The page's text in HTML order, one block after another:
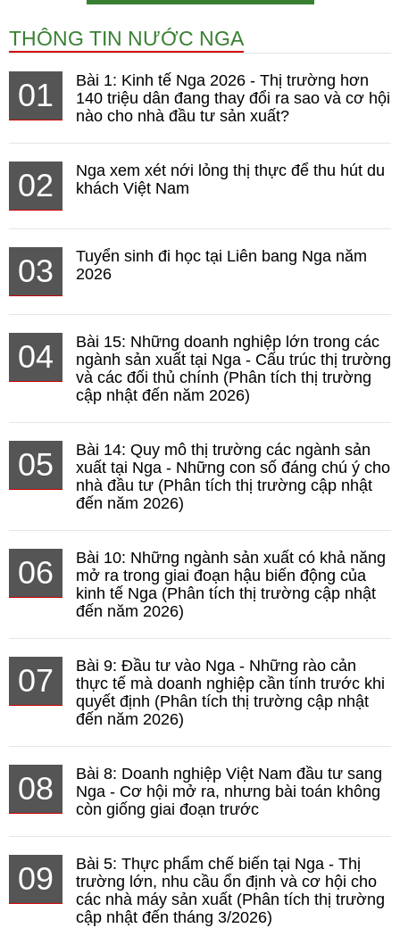
THÔNG TIN NƯỚC NGA
01
Bài 1: Kinh tế Nga 2026 - Thị trường hơn
140 triệu dân đang thay đổi ra sao và cơ hội
nào cho nhà đầu tư sản xuất?
02
Nga xem xét nới lỏng thị thực để thu hút du
khách Việt Nam
03
Tuyển sinh đi học tại Liên bang Nga năm
2026
04
Bài 15: Những doanh nghiệp lớn trong các
ngành sản xuất tại Nga - Cấu trúc thị trường
và các đối thủ chính (Phân tích thị trường
cập nhật đến năm 2026)
05
Bài 14: Quy mô thị trường các ngành sản
xuất tại Nga - Những con số đáng chú ý cho
nhà đầu tư (Phân tích thị trường cập nhật
đến năm 2026)
06
Bài 10: Những ngành sản xuất có khả năng
mở ra trong giai đoạn hậu biến động của
kinh tế Nga (Phân tích thị trường cập nhật
đến năm 2026)
07
Bài 9: Đầu tư vào Nga - Những rào cản
thực tế mà doanh nghiệp cần tính trước khi
quyết định (Phân tích thị trường cập nhật
đến năm 2026)
08
Bài 8: Doanh nghiệp Việt Nam đầu tư sang
Nga - Cơ hội mở ra, nhưng bài toán không
còn giống giai đoạn trước
09
Bài 5: Thực phẩm chế biến tại Nga - Thị
trường lớn, nhu cầu ổn định và cơ hội cho
các nhà máy sản xuất (Phân tích thị trường
cập nhật đến tháng 3/2026)